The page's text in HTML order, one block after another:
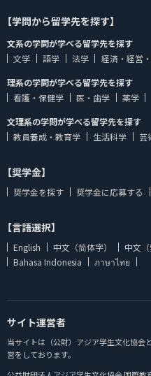
【学問から留学先を探す】
文系の学問が学べる留学先を探す
文学
語学 法学 経済・経営
理系の学問が学べる留学先を探す
看護・保健学
医・歯学 薬学
文理系の学問が学べる留学先を探す
教員養成・教育学
生活科学 芸
【奨学金】
奨学金を探す 奨学金に応募する
【言語選択】
English 中文（简体字） 中文（
Bahasa Indonesia
ภาษาไทย
サイト運営者
当サイトは（公財）アジア学生文化協会
営をしております。